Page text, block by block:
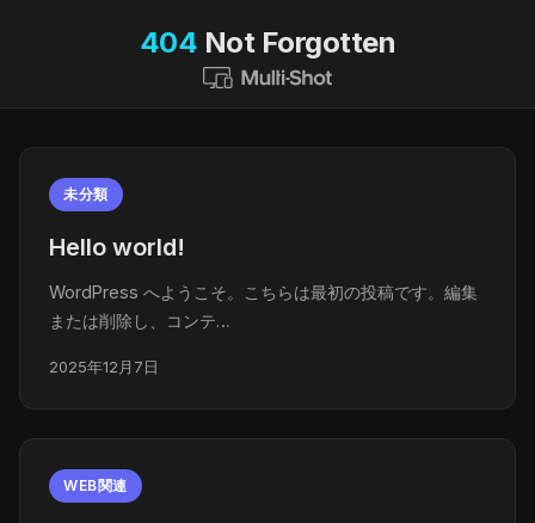
404 Not Forgotten
未分類
Hello world!
WordPress へようこそ。こちらは最初の投稿です。編集
または削除し、コンテ…
2025年12月7日
WEB関連